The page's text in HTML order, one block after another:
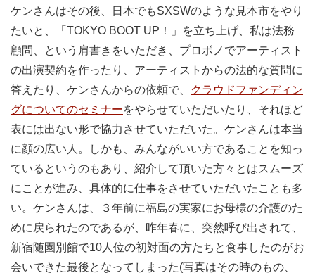
ケンさんはその後、日本でもSXSWのような見本市をやり
たいと、「TOKYO BOOT UP！」を立ち上げ、私は法務
顧問、という肩書きをいただき、プロボノでアーティスト
の出演契約を作ったり、アーティストからの法的な質問に
答えたり、ケンさんからの依頼で、
クラウドファンディン
グについてのセミナーをやらせていただいたり、それほど
表には出ない形で協力させていただいた。ケンさんは本当
に顔の広い人。しかも、みんながいい方であることを知っ
ているというのもあり、紹介して頂いた方々とはスムーズ
にことが進み、具体的に仕事をさせていただいたことも多
い。ケンさんは、３年前に福島の実家にお母様の介護のた
めに戻られたのであるが、昨年春に、突然呼び出されて、
新宿随園別館で10人位の初対面の方たちと食事したのがお
会いできた最後となってしまった(写真はその時のもの、